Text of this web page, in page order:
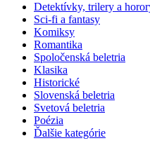
Detektívky, trilery a
Sci-fi a fantasy
Komiksy
Romantika
Spoločenská beletria
Klasika
Historické
Slovenská beletria
Svetová beletria
Poézia
Ďalšie kategórie